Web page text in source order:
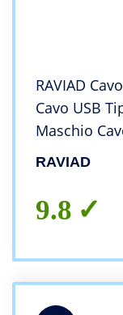
RAVIAD
Cavo USB
Maschio
Stampante
Scanner
RAVIAD
9.8